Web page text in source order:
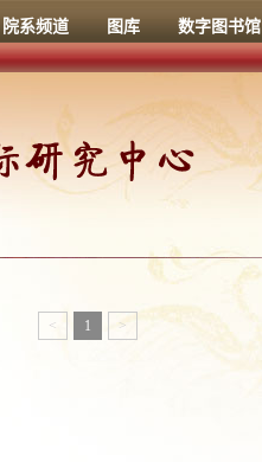
院系频道 图库 数字图书馆
< 1 >